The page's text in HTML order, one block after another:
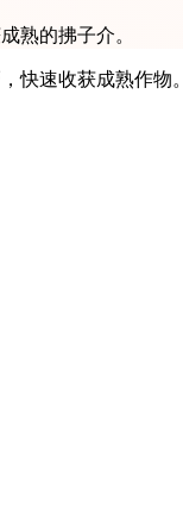
熟的拂子介。
快速收获成熟作物。